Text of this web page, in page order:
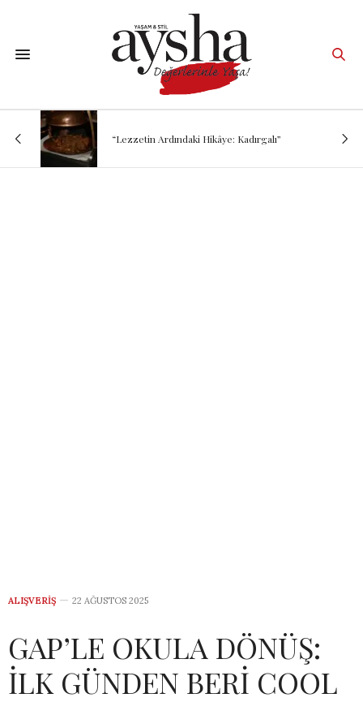
“Lezzetin Ardındaki Hikâye: Kadırgalı”
ALIŞVERIŞ 22 AĞUSTOS 2025
GAP’LE OKULA DÖNÜŞ:
İLK GÜNDEN BERİ COOL